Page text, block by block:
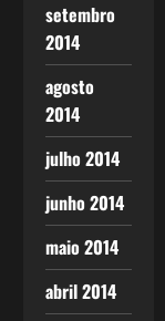
setembro
2014
agosto
2014
julho 2014
junho 2014
maio 2014
abril 2014